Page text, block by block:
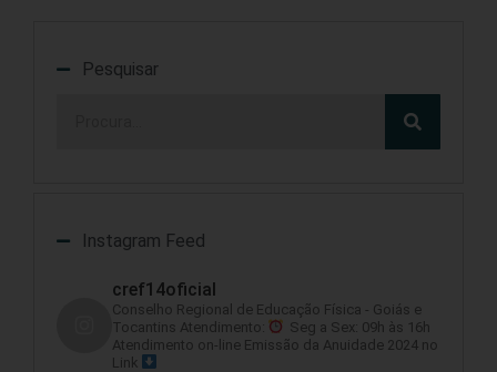
Pesquisar
Instagram Feed
cref14oficial
Conselho Regional de Educação Física - Goiás e
Tocantins Atendimento:
Seg a Sex: 09h às 16h
Atendimento on-line Emissão da Anuidade 2024 no
Link